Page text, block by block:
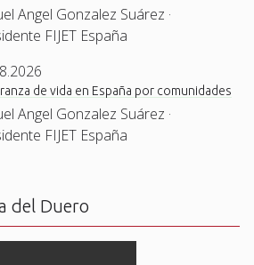
Angel Gonzalez Suárez ·
FIJET España
de vida en España por comunidades
Angel Gonzalez Suárez ·
FIJET España
del Duero